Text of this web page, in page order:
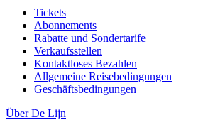
Tickets
Abonnements
Rabatte und Sondertarife
Verkaufsstellen
Kontaktloses Bezahlen
Allgemeine Reisebedingungen
Geschäftsbedingungen
Über De Lijn